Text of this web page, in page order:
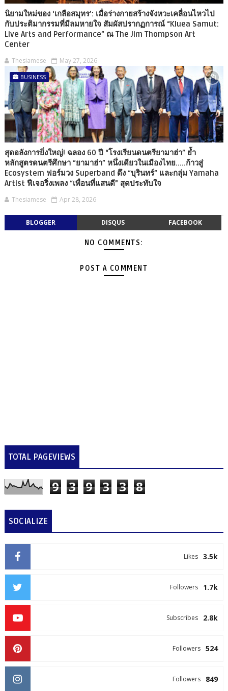
นิยามใหม่ของ ‘เกลือสมุทร’: เมื่อร่างกายสร้างจังหวะเคลื่อนไหวไป
กับประติมากรรมที่มีลมหายใจ สัมผัสปรากฏการณ์ “Kluea Samut:
Live Arts and Performance” ณ The Jim Thompson Art
Center
Thesiamese May 27, 2026
BUSINESS
สุดอลังการยิ่งใหญ่! ฉลอง 60 ปี “โรงเรียนดนตรียามาฮ่า” ย้ำ
หลักสูตรดนตรีศึกษา “ยามาฮ่า” หนึ่งเดียวในเมืองไทย.....ก้าวสู่
Ecosystem ฟอร์มวง Superband ดึง “บุรินทร์” และกลุ่ม Yamaha
Artist ฟีเจอริ่งเพลง “เพื่อนที่แสนดี” สุดประทับใจ
Thesiamese Apr 28, 2026
BLOGGER DISQUS FACEBOOK
NO COMMENTS:
POST A COMMENT
TOTAL PAGEVIEWS
9 3 9 3 3 8
SOCIALIZE
3.5k
Likes
1.7k
Followers
2.8k
Subscribes
524
Followers
849
Followers